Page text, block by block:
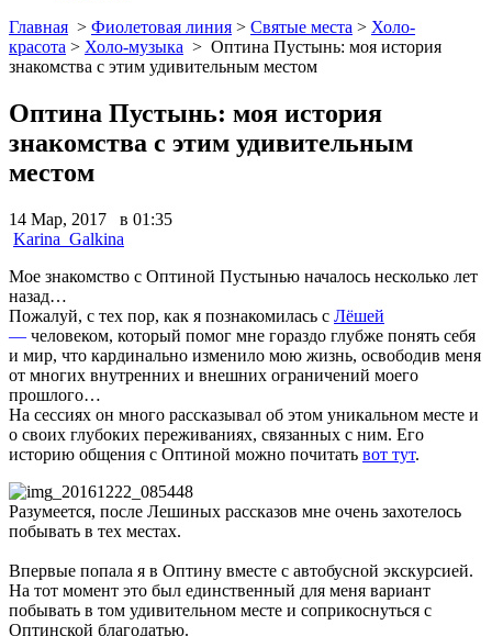
Главная > Фиолетовая линия > Святые места > Холо-
красота > Холо-музыка > Оптина Пустынь: моя история
знакомства с этим удивительным местом
Оптина Пустынь: моя история
знакомства с этим удивительным
местом
14 Мар, 2017 в 01:35
Karina_Galkina
Мое знакомство с Оптиной Пустынью началось несколько лет
назад…
Пожалуй, с тех пор, как я познакомилась с Лёшей
— человеком, который помог мне гораздо глубже понять себя
и мир, что кардинально изменило мою жизнь, освободив меня
от многих внутренних и внешних ограничений моего
прошлого…
На сессиях он много рассказывал об этом уникальном месте и
о своих глубоких переживаниях, связанных с ним. Его
историю общения с Оптиной можно почитать вот тут.
Разумеется, после Лешиных рассказов мне очень захотелось
побывать в тех местах.
Впервые попала я в Оптину вместе с автобусной экскурсией.
На тот момент это был единственный для меня вариант
побывать в том удивительном месте и соприкоснуться с
Оптинской благодатью.